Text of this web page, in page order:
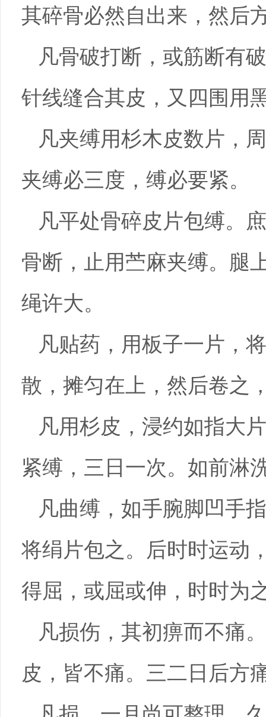
其碎骨必然自出来，然后
凡骨破打断，或筋断有
针线缝合其皮，又四围用
凡夹缚用杉木皮数片，
夹缚必三度，缚必要紧。
凡平处骨碎皮片包缚。
骨断，止用苎麻夹缚。腿
绳许大。
凡贴药，用板子一片，
散，摊匀在上，然后卷之
凡用杉皮，浸约如指大
紧缚，三日一次。如前淋
凡曲缚，如手腕脚凹手
将绢片包之。后时时运动
得屈，或屈或伸，时时为
凡损伤，其初痹而不痛
皮，皆不痛。三二日后方